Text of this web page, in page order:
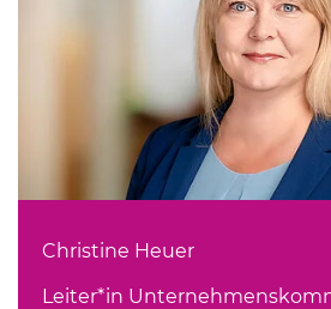
Christine Heuer
Leiter*in